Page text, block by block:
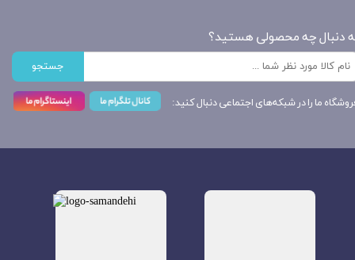
دنبال چه محصولی هستید؟
جستجو
ما را در شبکه‌های اجتماعی دنبال کنید: